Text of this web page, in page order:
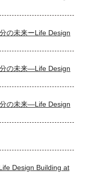
の未来ーLife Design
の未来―Life Design
の未来―Life Design
Design Building at